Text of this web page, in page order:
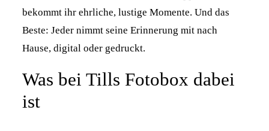
bekommt ihr ehrliche, lustige Momente. Und das
Beste: Jeder nimmt seine Erinnerung mit nach
Hause, digital oder gedruckt.
Was bei Tills Fotobox dabei
ist